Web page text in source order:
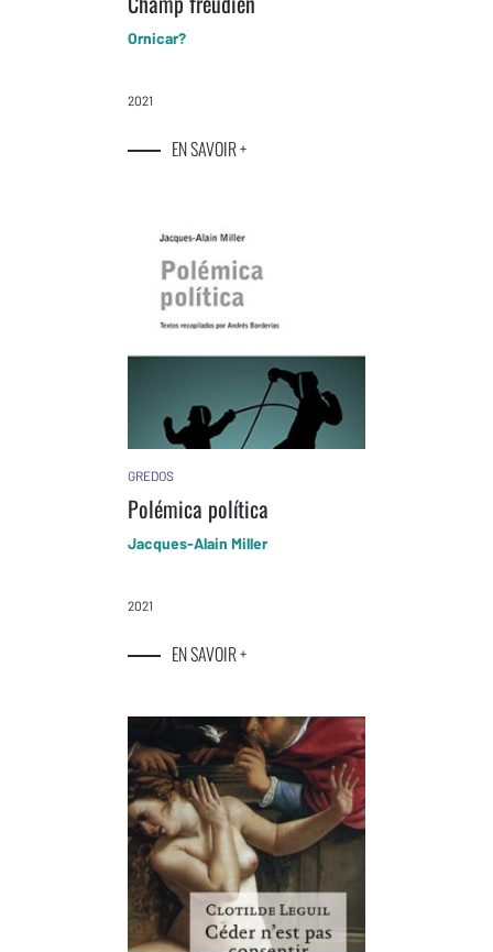
Ornicar?
2021
EN SAVOIR +
GREDOS
Polémica política
Jacques-Alain Miller
2021
EN SAVOIR +